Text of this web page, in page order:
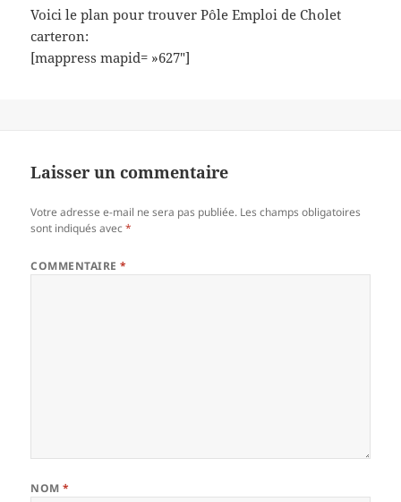
Voici le plan pour trouver Pôle Emploi de Cholet
carteron:
[mappress mapid= »627″]
Laisser un commentaire
Votre adresse e-mail ne sera pas publiée. Les champs obligatoires
sont indiqués avec*
COMMENTAIRE*
NOM*